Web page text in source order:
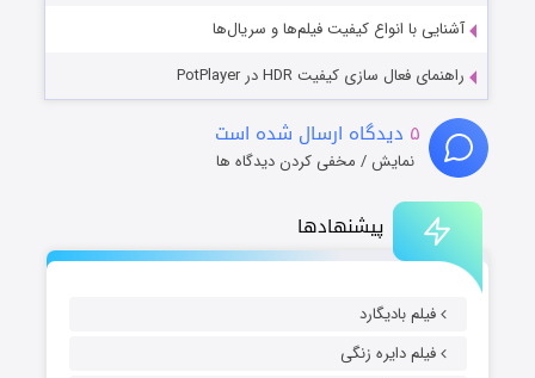
پیشنهادها
فیلم بادیگارد
فیلم دایره زنگی
آشنایی با انواع کیفیت فیلم‌ها و سریال‌ها
راهنمای فعال سازی کیفیت HDR در PotPlayer
۵ دیدگاه ارسال شده است
نمایش / مخفی کردن دیدگاه ها